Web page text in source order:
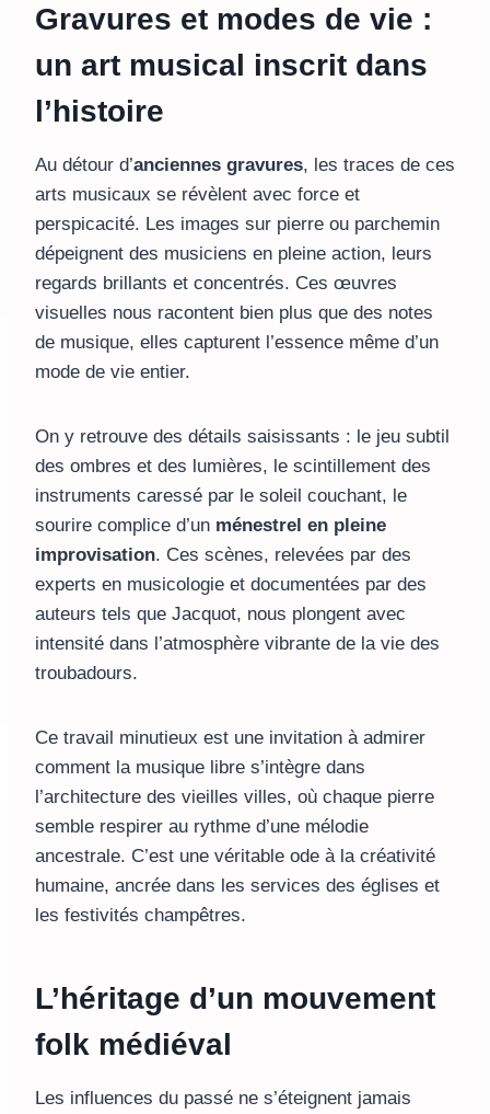
Gravures et modes de vie :
un art musical inscrit dans
l’histoire
Au détour d’anciennes gravures, les traces de ces
arts musicaux se révèlent avec force et
perspicacité. Les images sur pierre ou parchemin
dépeignent des musiciens en pleine action, leurs
regards brillants et concentrés. Ces œuvres
visuelles nous racontent bien plus que des notes
de musique, elles capturent l’essence même d’un
mode de vie entier.
On y retrouve des détails saisissants : le jeu subtil
des ombres et des lumières, le scintillement des
instruments caressé par le soleil couchant, le
sourire complice d’un ménestrel en pleine
improvisation. Ces scènes, relevées par des
experts en musicologie et documentées par des
auteurs tels que Jacquot, nous plongent avec
intensité dans l’atmosphère vibrante de la vie des
troubadours.
Ce travail minutieux est une invitation à admirer
comment la musique libre s’intègre dans
l’architecture des vieilles villes, où chaque pierre
semble respirer au rythme d’une mélodie
ancestrale. C’est une véritable ode à la créativité
humaine, ancrée dans les services des églises et
les festivités champêtres.
L’héritage d’un mouvement
folk médiéval
Les influences du passé ne s’éteignent jamais